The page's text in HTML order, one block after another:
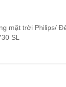
mặt trời Philips/
SL